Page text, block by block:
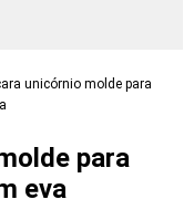
unicórnio molde para
para
eva